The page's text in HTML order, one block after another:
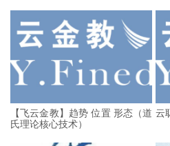
【飞云金教】趋势 位置 形态（道
氏理论核心技术）
云